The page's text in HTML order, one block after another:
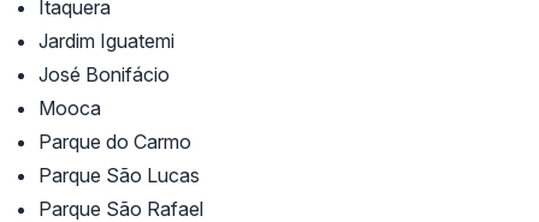
Itaquera
Jardim Iguatemi
José Bonifácio
Mooca
Parque do Carmo
Parque São Lucas
Parque São Rafael